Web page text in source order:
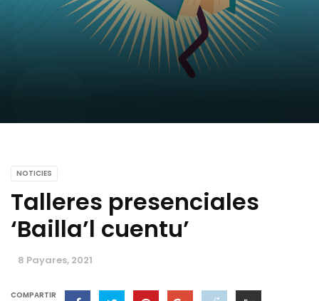
NOTICIES
Talleres presenciales
‘Bailla’l cuentu’
8 Payares, 2021
COMPARTIR